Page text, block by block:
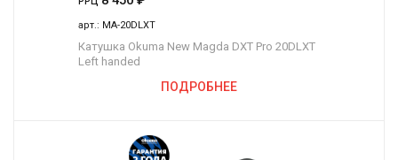
арт.: MA-20DLXT
Катушка Okuma New Magda DXT Pro 20DLXT
Left handed
ПОДРОБНЕЕ